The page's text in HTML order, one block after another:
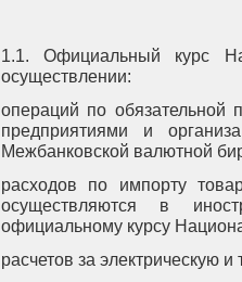
1.1. Официальный курс
осуществлении:
операций по обязательной
предприятиями и
Межбанковской валютной
расходов по импорту
осуществляются в
официальному курсу
расчетов за электрическую